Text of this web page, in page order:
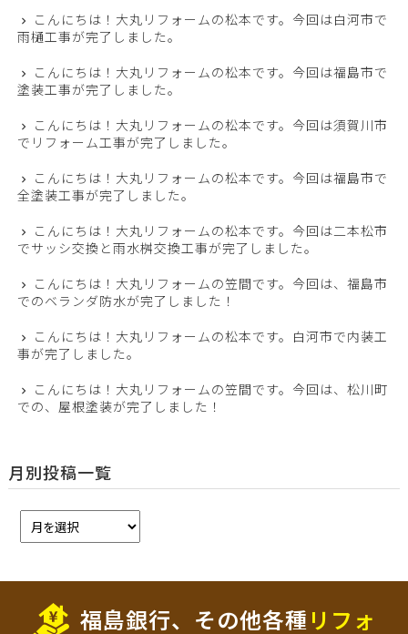
こんにちは！大丸リフォームの松本です。今回は白河市で
雨樋工事が完了しました。
こんにちは！大丸リフォームの松本です。今回は福島市で
塗装工事が完了しました。
こんにちは！大丸リフォームの松本です。今回は須賀川市
でリフォーム工事が完了しました。
こんにちは！大丸リフォームの松本です。今回は福島市で
全塗装工事が完了しました。
こんにちは！大丸リフォームの松本です。今回は二本松市
でサッシ交換と雨水桝交換工事が完了しました。
こんにちは！大丸リフォームの笠間です。今回は、福島市
でのベランダ防水が完了しました！
こんにちは！大丸リフォームの松本です。白河市で内装工
事が完了しました。
こんにちは！大丸リフォームの笠間です。今回は、松川町
での、屋根塗装が完了しました！
月別投稿一覧
福島銀行、その他各種 リフォ